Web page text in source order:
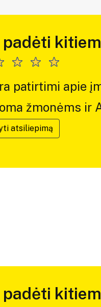
patirtimi apie
žmonėms ir
atsiliepimą